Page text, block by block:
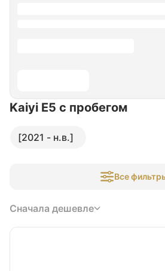
Kaiyi E5 с пробегом
[2021 - н.в.]
Все
Сначала дешевле